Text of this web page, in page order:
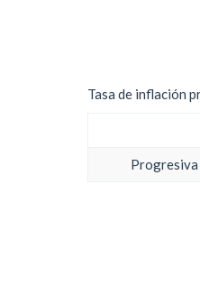
Tasa de inflación
Progresiva